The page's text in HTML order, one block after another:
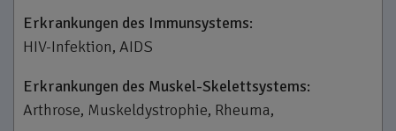
Erkrankungen des Immunsystems:
HIV­-Infektion, AIDS
Erkrankungen des Muskel­-Skelettsystems:
Arthrose, Muskeldystrophie, Rheuma,